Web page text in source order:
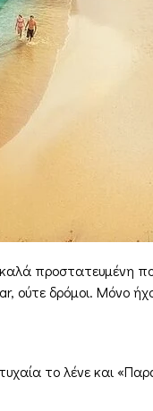
προστατευμένη
ούτε δρόμοι. Μόνο
το λένε και